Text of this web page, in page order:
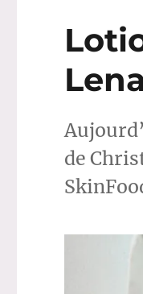
de